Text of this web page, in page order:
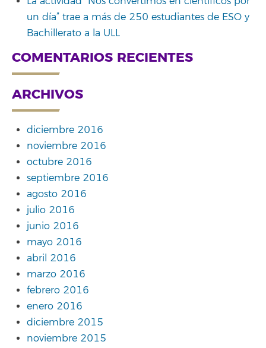
un día” trae a más de 250 estudiantes de ESO y
Bachillerato a la ULL
COMENTARIOS RECIENTES
ARCHIVOS
diciembre 2016
noviembre 2016
octubre 2016
septiembre 2016
agosto 2016
julio 2016
junio 2016
mayo 2016
abril 2016
marzo 2016
febrero 2016
enero 2016
diciembre 2015
noviembre 2015